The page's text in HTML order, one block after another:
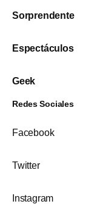
Sorprendente
Espectáculos
Geek
Redes Sociales
Facebook
Twitter
Instagram